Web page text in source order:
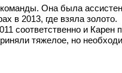
Она была
в 2013, где взяла золото.
соответственно и
тяжелое, но